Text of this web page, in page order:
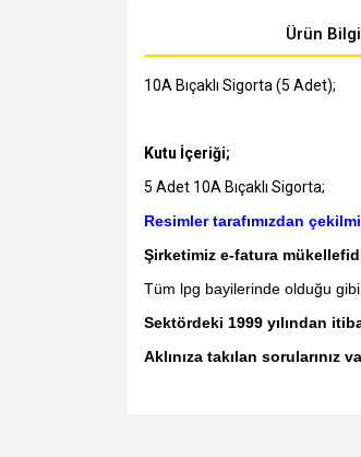
Ürün
10A Bıçaklı Sigorta (5 Adet);
Kutu İçeriği;
5 Adet 10A Bıçaklı Sigorta;
Resimler tarafımızdan
Şirketimiz e-fatura
Tüm lpg bayilerinde olduğu
Sektördeki 1999 yılından
Aklınıza takılan sorularınız